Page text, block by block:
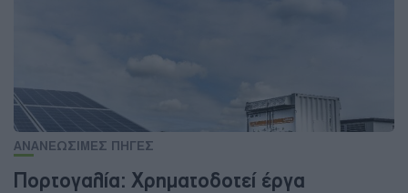
ΑΝΑΝΕΩΣΙΜΕΣ ΠΗΓΕΣ
Πορτογαλία: Χρηματοδοτεί έργα